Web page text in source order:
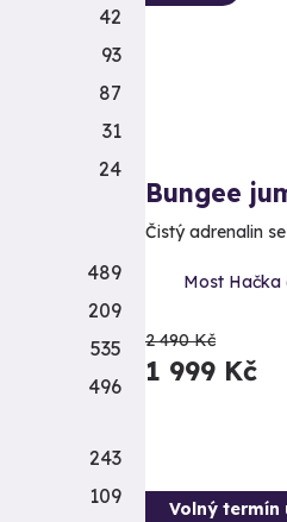
Bungee
Čistý adrenalin
Most Hačka
2 490 Kč
1 999 Kč
Volný termín
42
93
87
31
24
489
209
535
496
243
109